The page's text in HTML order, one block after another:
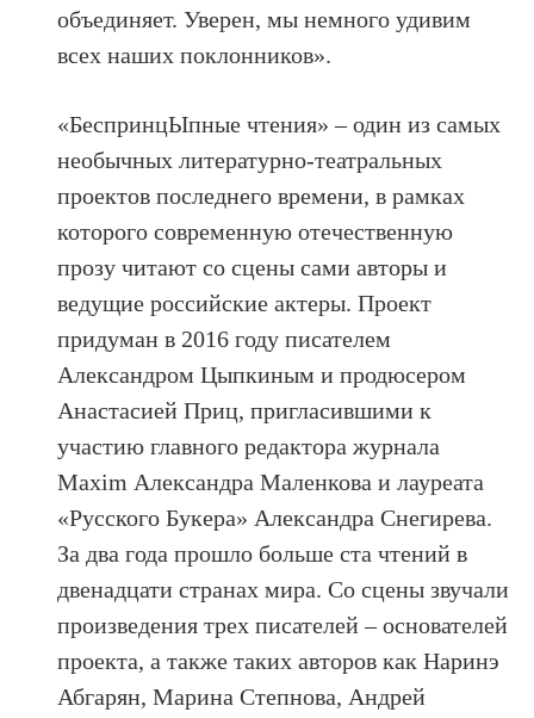
объединяет. Уверен, мы немного удивим
всех наших поклонников».
«БеспринцЫпные чтения» – один из самых
необычных литературно-театральных
проектов последнего времени, в рамках
которого современную отечественную
прозу читают со сцены сами авторы и
ведущие российские актеры. Проект
придуман в 2016 году писателем
Александром Цыпкиным и продюсером
Анастасией Приц, пригласившими к
участию главного редактора журнала
Maxim Александра Маленкова и лауреата
«Русского Букера» Александра Снегирева.
За два года прошло больше ста чтений в
двенадцати странах мира. Со сцены звучали
произведения трех писателей – основателей
проекта, а также таких авторов как Наринэ
Абгарян, Марина Степнова, Андрей